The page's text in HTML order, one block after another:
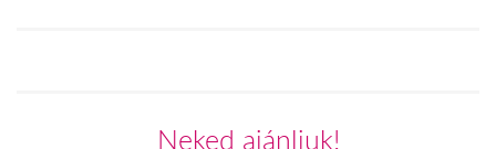
Neked ajánljuk!